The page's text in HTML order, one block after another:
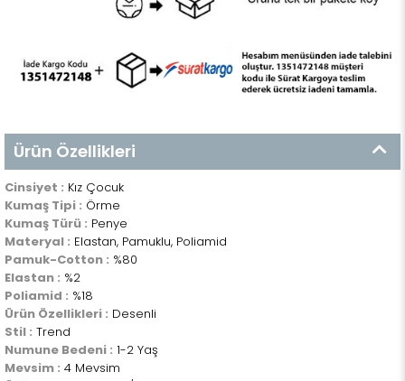
Ürün Özellikleri
Cinsiyet : Kız Çocuk
Kumaş Tipi : Örme
Kumaş Türü : Penye
Materyal : Elastan, Pamuklu, Poliamid
Pamuk-Cotton : %80
Elastan : %2
Poliamid : %18
Ürün Özellikleri : Desenli
Stil : Trend
Numune Bedeni : 1-2 Yaş
Mevsim : 4 Mevsim